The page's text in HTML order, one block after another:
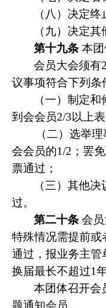
（八）决定终
（九）决定其
第十九条 本团
会员大会须有
议事项符合下列条
（一） 制定和
到会会员2/3以上表
（二） 选举理
会会员的1/2；罢
票通过；
（三） 其他决
过。
第二十条 会
特殊情况需提前或
通过，报业务主管
换届最长不超过1年
本团体召开会
题通知会员。